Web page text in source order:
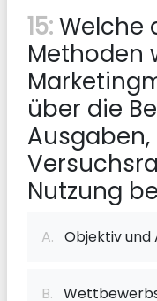
15:Welche
Methoden
über die
Nutzung
A. Objektiv und
B.